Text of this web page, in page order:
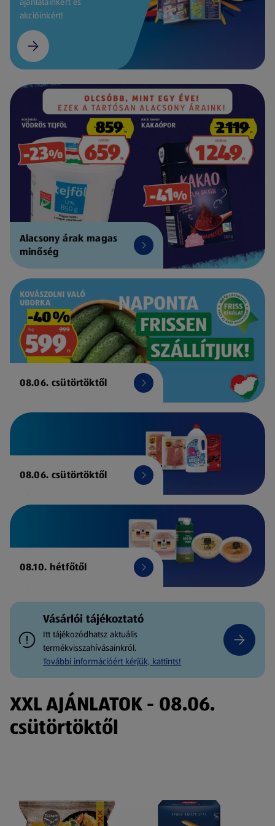
akcióinkért!
Alacsony árak magas
minőség
08.06. csütörtöktől
08.06. csütörtöktől
08.10. hétfőtől
Vásárlói tájékoztató
Itt tájékozódhatsz aktuális
termékvisszahívásainkról.
További információért kérjük, kattints!
XXL AJÁNLATOK - 08.06.
csütörtöktől